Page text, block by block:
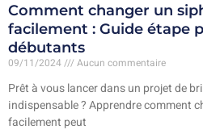
Comment changer un
facilement : Guide étape
débutants
09/11/2024 Aucun commentaire
Prêt à vous lancer dans un projet de
indispensable ? Apprendre comment
facilement peut